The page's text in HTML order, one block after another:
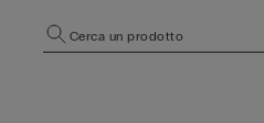
Cerca un prodotto